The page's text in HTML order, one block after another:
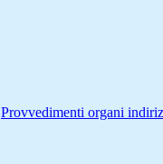
Provvedimenti organi